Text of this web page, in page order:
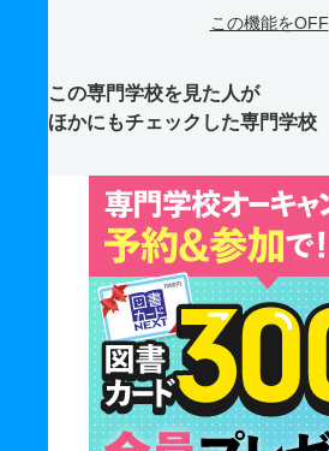
この機能をOFF
この専門学校を見た人が
ほかにもチェックした専門学校